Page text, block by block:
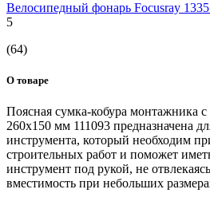
Велосипедный фонарь Focusray
5
(64)
О товаре
Поясная сумка-кобура монтажника
260x150 мм 111093 предназначена
инструмента, который необходим
строительных работ и поможет
инструмент под рукой, не
вместимость при небольших